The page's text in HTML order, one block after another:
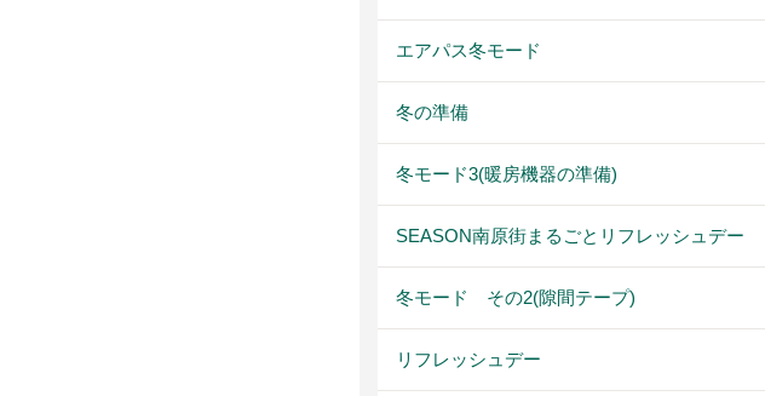
エアパス冬モード
冬の準備
冬モード3(暖房機器の準備)
SEASON南原街まるごとリフレッシュデー
冬モード その2(隙間テープ)
リフレッシュデー